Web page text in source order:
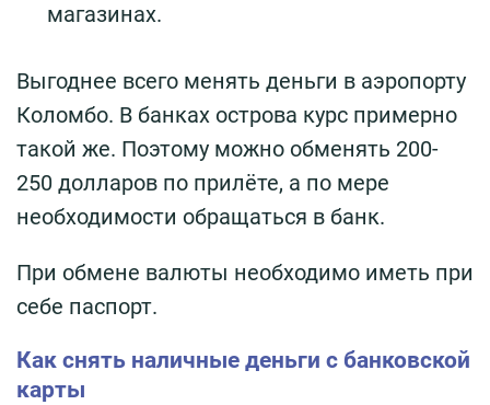
магазинах.
Выгоднее всего менять деньги в аэропорту
Коломбо. В банках острова курс примерно
такой же. Поэтому можно обменять 200-
250 долларов по прилёте, а по мере
необходимости обращаться в банк.
При обмене валюты необходимо иметь при
себе паспорт.
Как снять наличные деньги с банковской
карты